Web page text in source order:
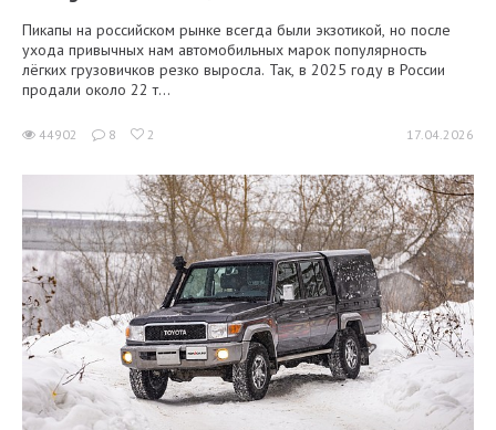
Пикапы на российском рынке всегда были экзотикой, но после
ухода привычных нам автомобильных марок популярность
лёгких грузовичков резко выросла. Так, в 2025 году в России
продали около 22 т...
44902 8 2 17.04.2026